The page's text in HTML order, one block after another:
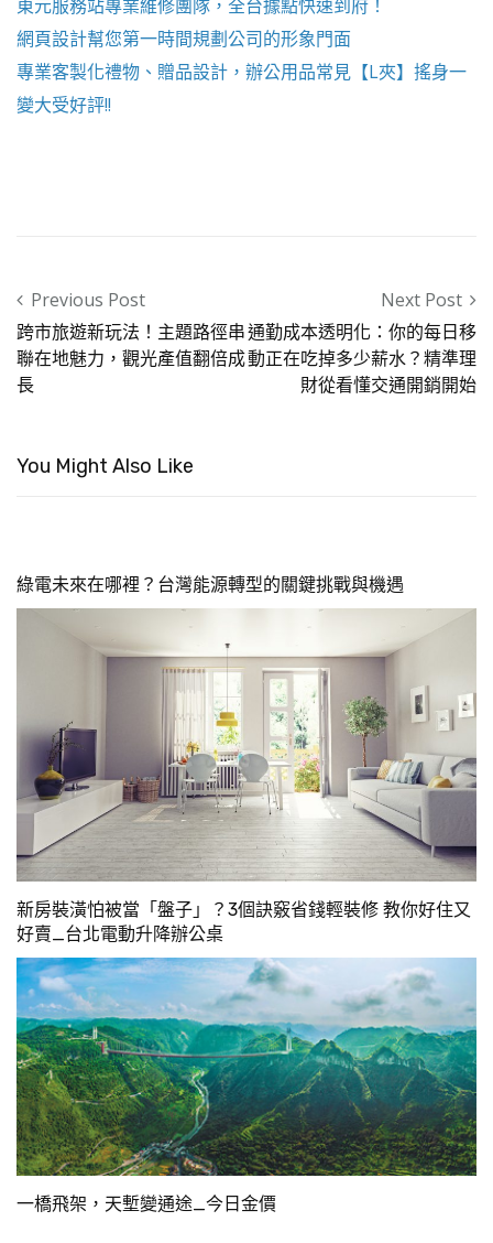
東元服務站專業維修團隊，全台據點快速到府！
網頁設計幫您第一時間規劃公司的形象門面
專業客製化禮物、贈品設計，辦公用品常見【L夾】搖身一
變大受好評!!
Post navigation
Previous Post
跨市旅遊新玩法！主題路徑串
聯在地魅力，觀光產值翻倍成
長
Next Post
通勤成本透明化：你的每日移
動正在吃掉多少薪水？精準理
財從看懂交通開銷開始
You Might Also Like
綠電未來在哪裡？台灣能源轉型的關鍵挑戰與機遇
新房裝潢怕被當「盤子」？3個訣竅省錢輕裝修 教你好住又
好賣_台北電動升降辦公桌
一橋飛架，天塹變通途_今日金價